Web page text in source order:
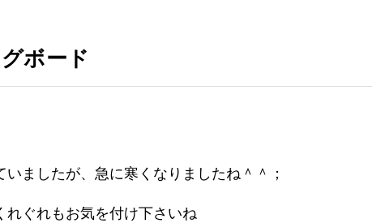
ボード
ましたが、急に寒くなりましたね＾＾；
れぐれもお気を付け下さいね